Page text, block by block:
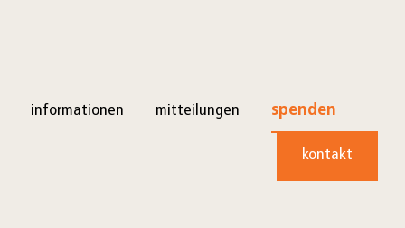
informationen mitteilungen spenden
kontakt